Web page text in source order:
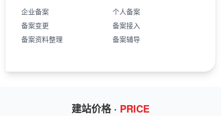
企业备案
个人备案
备案变更
备案接入
备案资料整理
备案辅导
建站价格 · PRICE